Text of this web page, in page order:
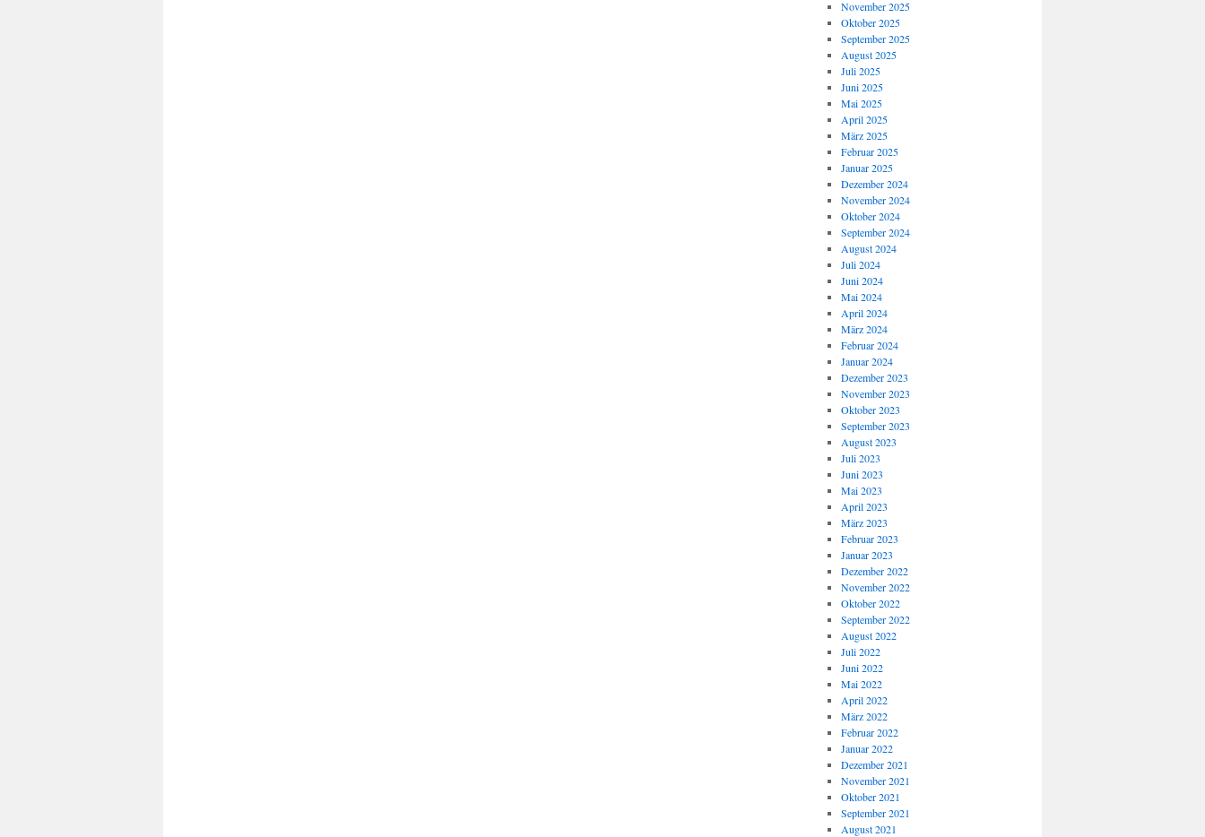
November 2025
Oktober 2025
September 2025
August 2025
Juli 2025
Juni 2025
Mai 2025
April 2025
März 2025
Februar 2025
Januar 2025
Dezember 2024
November 2024
Oktober 2024
September 2024
August 2024
Juli 2024
Juni 2024
Mai 2024
April 2024
März 2024
Februar 2024
Januar 2024
Dezember 2023
November 2023
Oktober 2023
September 2023
August 2023
Juli 2023
Juni 2023
Mai 2023
April 2023
März 2023
Februar 2023
Januar 2023
Dezember 2022
November 2022
Oktober 2022
September 2022
August 2022
Juli 2022
Juni 2022
Mai 2022
April 2022
März 2022
Februar 2022
Januar 2022
Dezember 2021
November 2021
Oktober 2021
September 2021
August 2021